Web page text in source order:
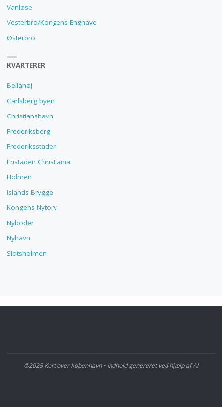
Vanløse
Vesterbro/Kongens Enghave
Østerbro
KVARTERER
Bellahøj
Carlsberg byen
Christianshavn
Frederiksberg
Frederiksstaden
Fristaden Christiania
Holmen
Islands Brygge
Kongens Nytorv
Nyboder
Nyhavn
Slotsholmen
©2025 Kort over København • Indhold genereret ved hjælp af AI